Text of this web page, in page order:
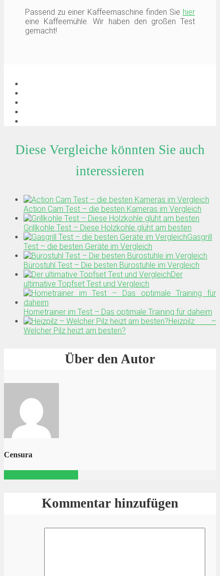
Passend zu einer Kaffeemaschine finden Sie hier
eine Kaffeemühle. Wir haben den großen Test
gemacht!
Diese Vergleiche könnten Sie auch
interessieren
Action Cam Test – die besten Kameras im Vergleich
Grillkohle Test – Diese Holzkohle glüht am besten
Gasgrill
Test – die besten Geräte im Vergleich
Bürostuhl Test – Die besten Bürostühle im Vergleich
Der
ultimative Topfset Test und Vergleich
Hometrainer im Test – Das optimale Training für daheim
Heizpilz –
Welcher Pilz heizt am besten?
Über den Autor
Censura
Kommentar hinzufügen